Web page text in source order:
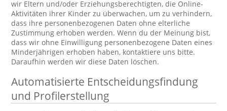
wir Eltern und/oder Erziehungsberechtigten, die Online-
Aktivitäten ihrer Kinder zu überwachen, um zu verhindern,
dass ihre personenbezogenen Daten ohne elterliche
Zustimmung erhoben werden. Wenn du der Meinung bist,
dass wir ohne Einwilligung personenbezogene Daten eines
Minderjährigen erhoben haben, kontaktiere uns bitte.
Daraufhin werden wir diese Daten löschen.
Automatisierte Entscheidungsfindung
und Profilerstellung